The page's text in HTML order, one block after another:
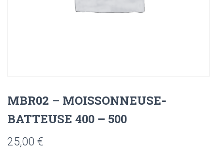
MBR02 – MOISSONNEUSE-
BATTEUSE 400 – 500
25,00 €